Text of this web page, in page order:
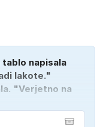
napisala
lakote."
"Verjetno na